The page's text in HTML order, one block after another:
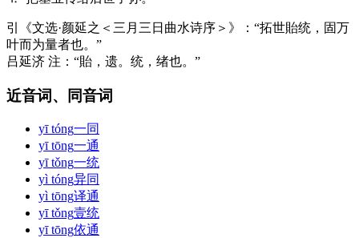
引
《文选·颜延之＜三月三日曲水诗序＞》：“拓世貽统，固万
叶而为量者也。”
吕延济 注：“貽，遗。统，绪也。”
近音词、同音词
yī tóng一同
yī tōng一通
yī tǒng一统
yì tóng异同
yì tōng译通
yī tǒng壹统
yī tōng依通